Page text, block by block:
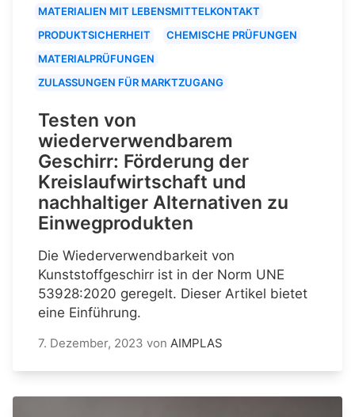
MATERIALIEN MIT LEBENSMITTELKONTAKT
PRODUKTSICHERHEIT
CHEMISCHE PRÜFUNGEN
MATERIALPRÜFUNGEN
ZULASSUNGEN FÜR MARKTZUGANG
Testen von
wiederverwendbarem
Geschirr: Förderung der
Kreislaufwirtschaft und
nachhaltiger Alternativen zu
Einwegprodukten
Die Wiederverwendbarkeit von
Kunststoffgeschirr ist in der Norm UNE
53928:2020 geregelt. Dieser Artikel bietet
eine Einführung.
7. Dezember, 2023 von AIMPLAS